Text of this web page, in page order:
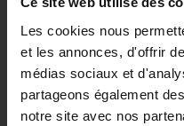
Les cookies nous
et les annonces, d'offrir
médias sociaux et
partageons également
notre site avec nos